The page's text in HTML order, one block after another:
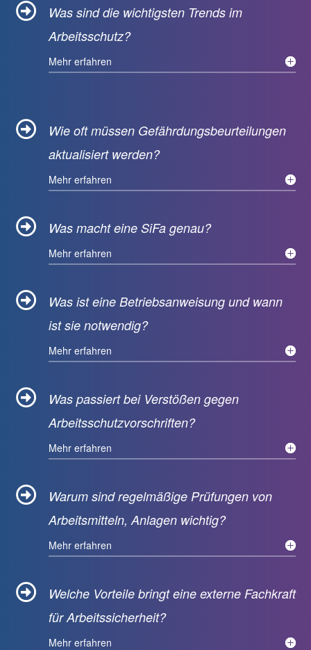

Was sind die wichtigsten Trends im
Arbeitsschutz?
Mehr erfahren

Wie oft müssen Gefährdungsbeurteilungen
aktualisiert werden?
Mehr erfahren
 Was macht eine SiFa genau?
Mehr erfahren

Was ist eine Betriebsanweisung und wann
ist sie notwendig?
Mehr erfahren

Was passiert bei Verstößen gegen
Arbeitsschutzvorschriften?
Mehr erfahren

Warum sind regelmäßige Prüfungen von
Arbeitsmitteln, Anlagen wichtig?
Mehr erfahren

Welche Vorteile bringt eine externe Fachkraft
für Arbeitssicherheit?
Mehr erfahren